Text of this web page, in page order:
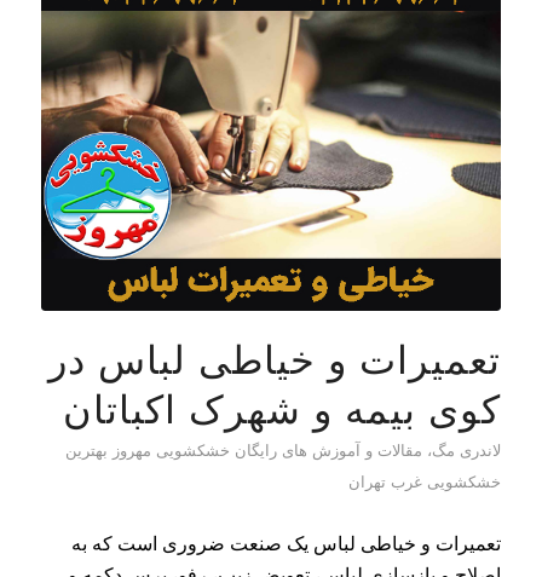
تعمیرات و خیاطی لباس در
کوی بیمه و شهرک اکباتان
لاندری مگ، مقالات و آموزش های رایگان خشکشویی مهروز بهترین
خشکشویی غرب تهران
تعمیرات و خیاطی لباس یک صنعت ضروری است که به